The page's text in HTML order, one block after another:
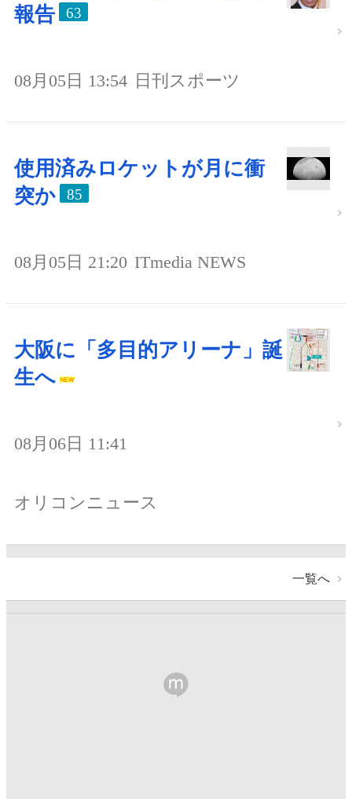
報告
63
08月05日 13:54 日刊スポーツ
使用済みロケットが月に衝
突か
85
08月05日 21:20 ITmedia NEWS
大阪に「多目的アリーナ」誕
生へ
08月06日 11:41
オリコンニュース
一覧へ